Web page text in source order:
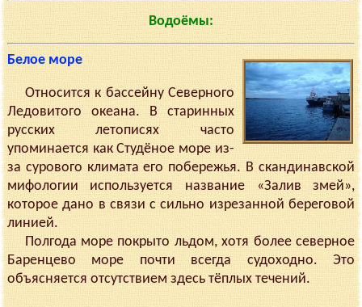
Водоёмы:
Белое море
Относится к бассейну Северного
Ледовитого океана. В старинных
русских летописях часто
упоминается как Студёное море из-
за сурового климата его побережья. В скандинавской
мифологии используется название «Залив змей»,
которое дано в связи с сильно изрезанной береговой
линией.
Полгода море покрыто льдом, хотя более северное
Баренцево море почти всегда судоходно. Это
объясняется отсутствием здесь тёплых течений.